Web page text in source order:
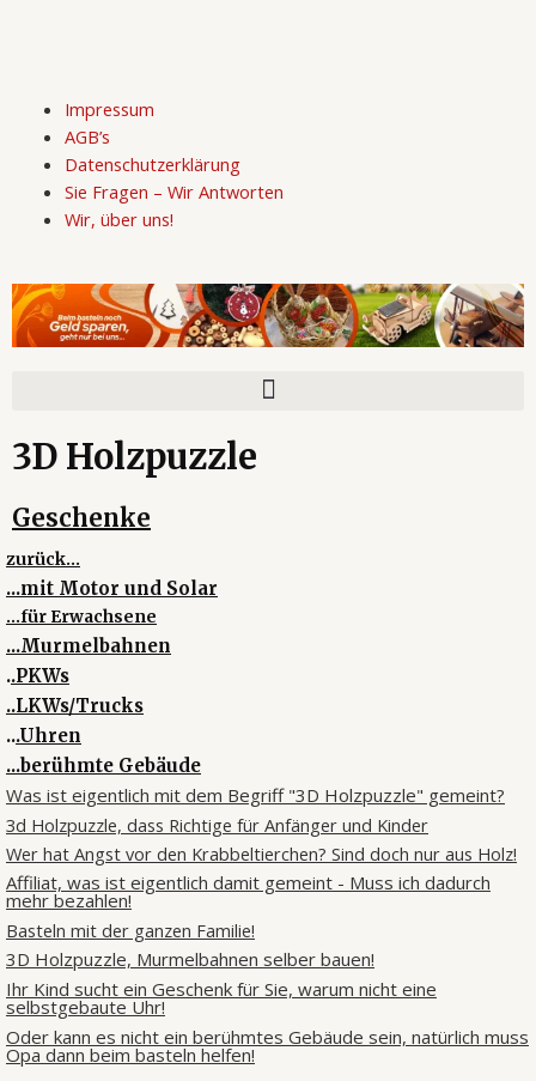
Impressum
AGB’s
Datenschutzerklärung
Sie Fragen – WirAntworten
Wir, über uns!
3D Holzpuzzle
Geschenke
zurück...
...mit Motor und Solar
...für Erwachsene
...Murmelbahnen
..PKWs
..LKWs/Trucks
...Uhren
...berühmte Gebäude
Was ist eigentlich mit dem Begriff "3D Holzpuzzle" gemeint?
3d Holzpuzzle, dass Richtige für Anfänger und Kinder
Wer hat Angst vor den Krabbeltierchen? Sind doch nur aus Holz!
Affiliat, was ist eigentlich damit gemeint - Muss ich dadurch
mehr bezahlen!
Basteln mit der ganzen Familie!
3D Holzpuzzle, Murmelbahnen selber bauen!
Ihr Kind sucht ein Geschenk für Sie, warum nicht eine
selbstgebaute Uhr!
Oder kann es nicht ein berühmtes Gebäude sein, natürlich muss
Opa dann beim basteln helfen!